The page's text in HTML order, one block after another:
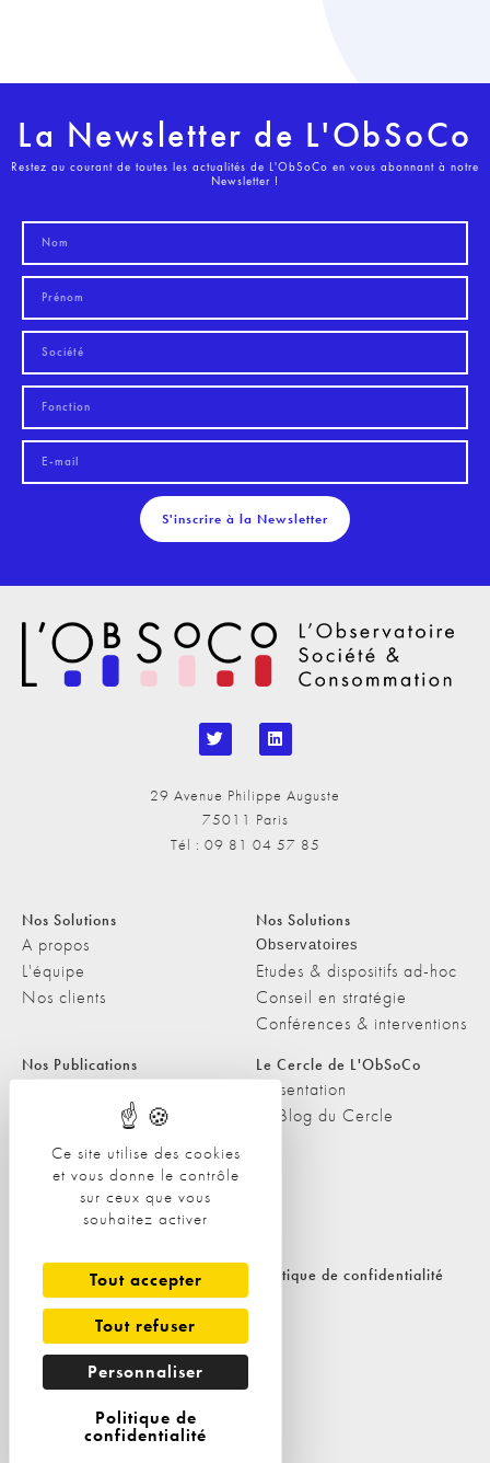
Ce site utilise des cookies
et vous donne le contrôle
sur ceux que vous
souhaitez activer
Tout accepter
Tout refuser
Personnaliser
Politique de
confidentialité
La Newsletter de L'ObSoCo
Restez au courant de toutes les actualités de L'ObSoCo en vous abonnant à notre
Newsletter !
S'inscrire à la Newsletter
29 Avenue Philippe Auguste
75011 Paris
Tél : 09 81 04 57 85
Nos Solutions
A propos
L'équipe
Nos clients
Nos Solutions
Observatoires
Etudes & dispositifs ad-hoc
Conseil en stratégie
Conférences & interventions
Nos Publications
Les Podcasts de L'ObSoCo
L'ObSoCo dans les médias
Le Cercle de L'ObSoCo
Présentation
Le Blog du Cercle
Contacts
Nous contacter
Politique de cookies Politique de confidentialité